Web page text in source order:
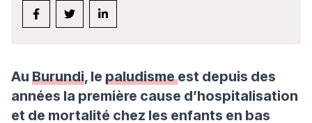
Au Burundi, le paludismeest depuis des
années la première cause d’hospitalisation
et de mortalité chez les enfants en bas